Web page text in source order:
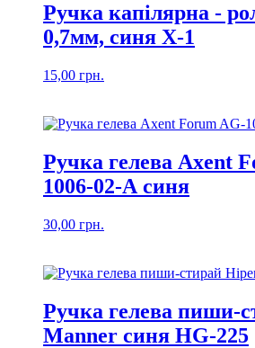
Ручка капілярна -
0,7мм, синя Х-1
15,00 грн.
Ручка гелева Axent
1006-02-А синя
30,00 грн.
Ручка гелева пиши-
Manner синя HG-225